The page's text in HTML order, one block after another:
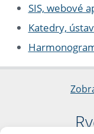
SIS, webové
Katedry,